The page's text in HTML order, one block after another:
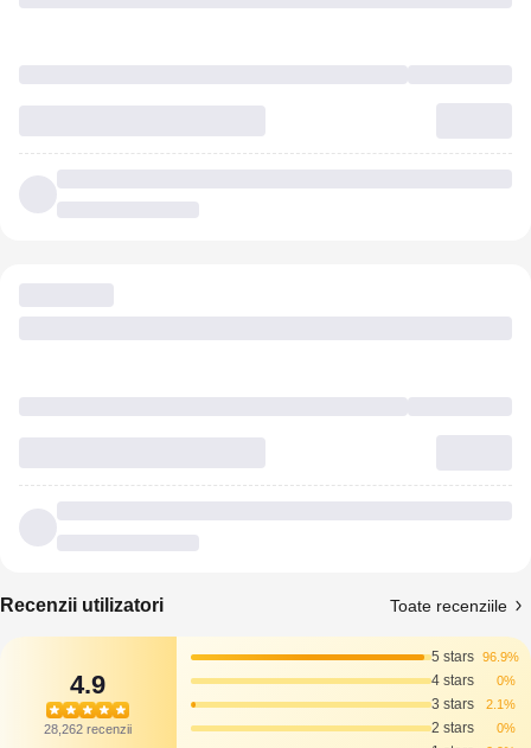
Recenzii utilizatori Toate recenziile
4.9
28,262 recenzii
5 stars 96.9%
4 stars 0%
3 stars 2.1%
2 stars 0%